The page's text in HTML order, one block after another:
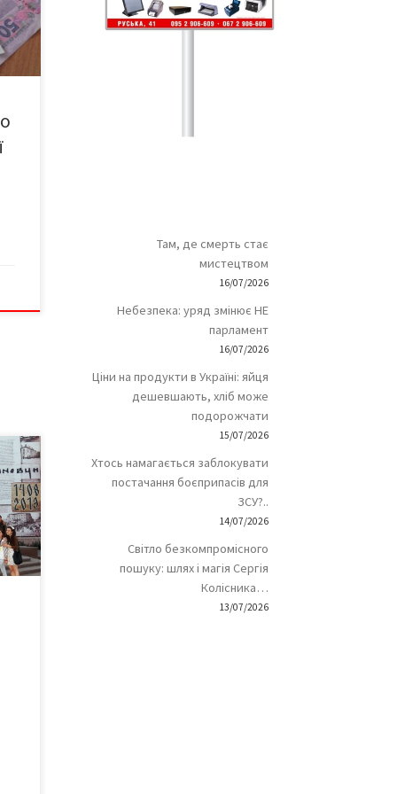
Там, де смерть стає
мистецтвом
16/07/2026
Небезпека: уряд змінює НЕ
парламент
16/07/2026
Ціни на продукти в Україні: яйця
дешевшають, хліб може
подорожчати
15/07/2026
Хтось намагається заблокувати
постачання боєприпасів для
ЗСУ?..
14/07/2026
Світло безкомпромісного
пошуку: шлях і магія Сергія
Колісника…
13/07/2026